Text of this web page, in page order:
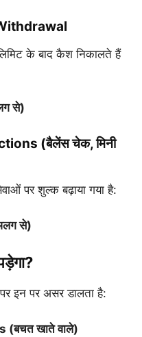
के बाद कैश निकालते हैं
से)
(बैलेंस चेक, मिनी
पर शुल्क बढ़ाया गया है:
से)
इन पर असर डालता है:
खाते वाले)